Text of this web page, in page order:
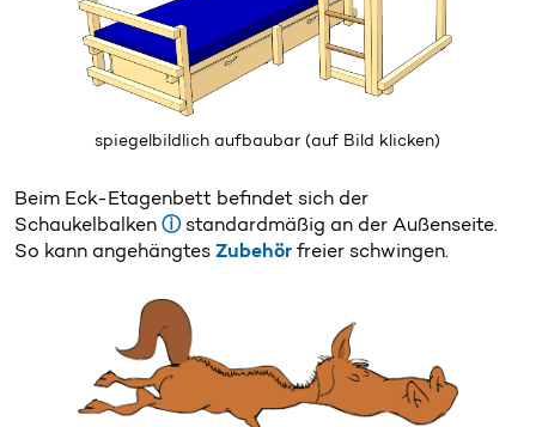
spiegelbildlich aufbaubar (auf Bild klicken)
Beim Eck-Etagenbett befindet sich der
Schaukelbalken ⓘstandardmäßig an der Außenseite.
So kann angehängtes Zubehörfreier schwingen.